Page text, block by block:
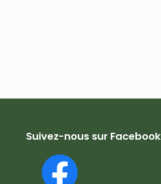
Suivez-nous sur Facebook